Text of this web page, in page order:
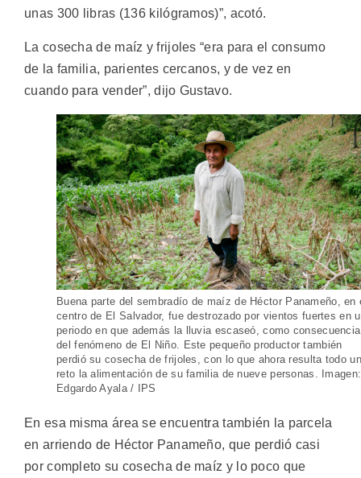
unas 300 libras (136 kilógramos)”, acotó.
La cosecha de maíz y frijoles “era para el consumo
de la familia, parientes cercanos, y de vez en
cuando para vender”, dijo Gustavo.
Buena parte del sembradío de maíz de Héctor Panameño, en
centro de El Salvador, fue destrozado por vientos fuertes en
periodo en que además la lluvia escaseó, como consecuencia
del fenómeno de El Niño. Este pequeño productor también
perdió su cosecha de frijoles, con lo que ahora resulta todo un
reto la alimentación de su familia de nueve personas. Imagen:
Edgardo Ayala / IPS
En esa misma área se encuentra también la parcela
en arriendo de Héctor Panameño, que perdió casi
por completo su cosecha de maíz y lo poco que